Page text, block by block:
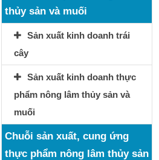
thủy sản và muối
Sản xuất kinh doanh trái
cây
Sản xuất kinh doanh thực
phẩm nông lâm thủy sản và
muối
Chuỗi sản xuất, cung ứng
thực phẩm nông lâm thủy sản